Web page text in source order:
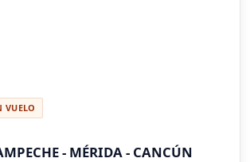
VUELO
- MÉRIDA - CANCÚN